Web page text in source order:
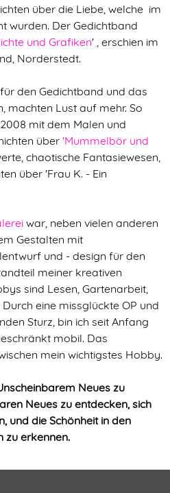
über die Liebe, welche im
wurden. Der Gedichtband
und Grafiken' , erschien im
Norderstedt.
den Gedichtband und das
machten Lust auf mehr. So
mit dem Malen und
über 'Mummelbör und
chaotische Fantasiewesen,
über 'Frau K. - Ein
war, neben vielen anderen
Gestalten mit
und - design für den
meiner kreativen
sind Lesen, Gartenarbeit,
eine missglückte OP und
Sturz, bin ich seit Anfang
mobil. Das
mein wichtigstes Hobby.
Neues zu
Neues zu entdecken, sich
und die Schönheit in den
zu erkennen.